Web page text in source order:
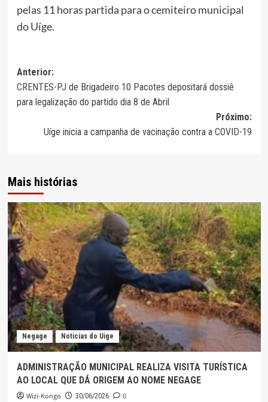
pelas 11 horas partida para o cemiteiro municipal
do Uíge.
Navegação
de
artigos
Anterior:
CRENTES-PJ de Brigadeiro 10 Pacotes depositará dossiê
para legalização do partido dia 8 de Abril
Próximo:
Uíge inicia a campanha de vacinação contra a COVID-19
Mais histórias
Negage Noticias do Uige
ADMINISTRAÇÃO MUNICIPAL REALIZA VISITA TURÍSTICA
AO LOCAL QUE DÁ ORIGEM AO NOME NEGAGE
Wizi-Kongo 30/06/2026 0